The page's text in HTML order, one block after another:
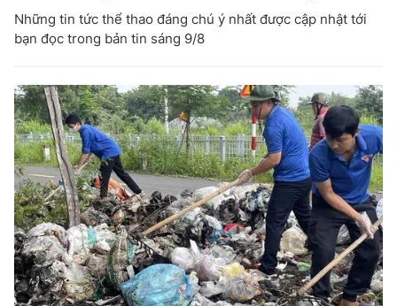
Những tin tức thể thao đáng chú ý nhất được cập nhật tới
bạn đọc trong bản tin sáng 9/8